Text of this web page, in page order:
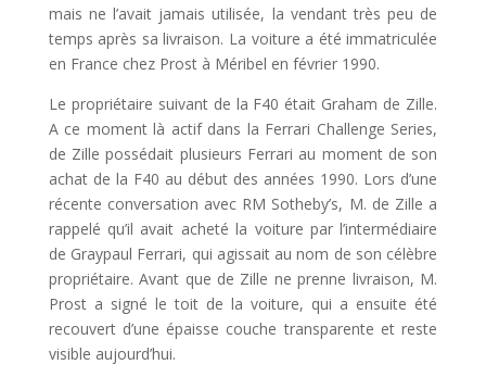
mais ne l’avait jamais utilisée, la vendant très peu de
temps après sa livraison. La voiture a été immatriculée
en France chez Prost à Méribel en février 1990.
Le propriétaire suivant de la F40 était Graham de Zille.
A ce moment là actif dans la Ferrari Challenge Series,
de Zille possédait plusieurs Ferrari au moment de son
achat de la F40 au début des années 1990. Lors d’une
récente conversation avec RM Sotheby’s, M. de Zille a
rappelé qu’il avait acheté la voiture par l’intermédiaire
de Graypaul Ferrari, qui agissait au nom de son célèbre
propriétaire. Avant que de Zille ne prenne livraison, M.
Prost a signé le toit de la voiture, qui a ensuite été
recouvert d’une épaisse couche transparente et reste
visible aujourd’hui.